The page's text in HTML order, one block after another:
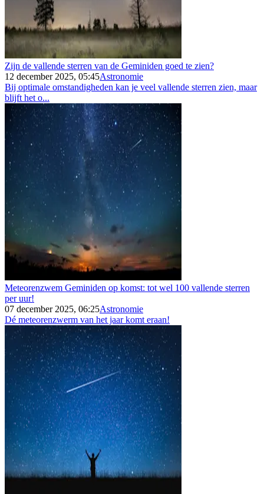
Zijn de vallende sterren van de Geminiden goed te zien?
12 december 2025, 05:45Astronomie
Bij optimale omstandigheden kan je veel vallende sterren zien, maar
blijft het o...
Meteorenzwem Geminiden op komst: tot wel 100 vallende sterren
per uur!
07 december 2025, 06:25Astronomie
Dé meteorenzwerm van het jaar komt eraan!